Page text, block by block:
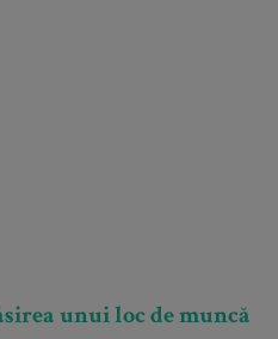
unui loc de muncă